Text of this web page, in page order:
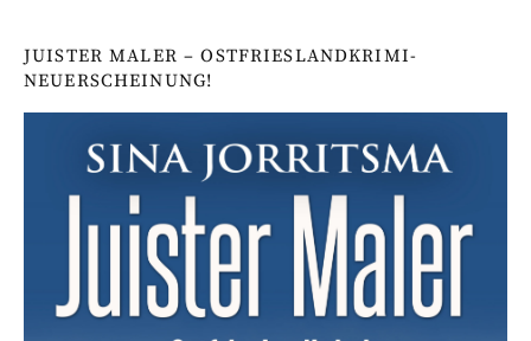
JUISTER MALER – OSTFRIESLANDKRIMI-
NEUERSCHEINUNG!